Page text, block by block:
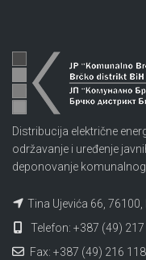
Distribucija električne
održavanje i uređenje
deponovanje
Tina Ujevića 66, 76100,
Telefon: +387 (49) 217
Fax: +387 (49) 216 118